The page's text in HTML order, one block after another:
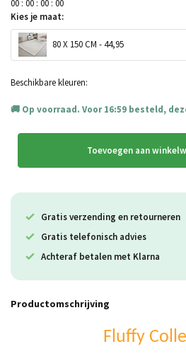
00 : 00 : 00 : 00
Kies je maat:
80 X 150 CM - 44,95
Beschikbare kleuren:
Op voorraad. Voor 16:59 besteld,
Toevoegen aan
Gratis verzending en retourneren
Gratis telefonisch advies
Achteraf betalen met Klarna
Productomschrijving
Fluffy